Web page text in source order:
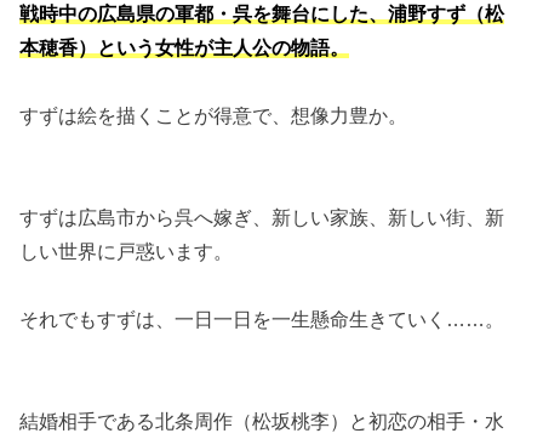
戦時中の広島県の軍都・呉を舞台にした、浦野すず（松
本穂香）という女性が主人公の物語。
すずは絵を描くことが得意で、想像力豊か。
すずは広島市から呉へ嫁ぎ、新しい家族、新しい街、新
しい世界に戸惑います。
それでもすずは、一日一日を一生懸命生きていく……。
結婚相手である北条周作（松坂桃李）と初恋の相手・水